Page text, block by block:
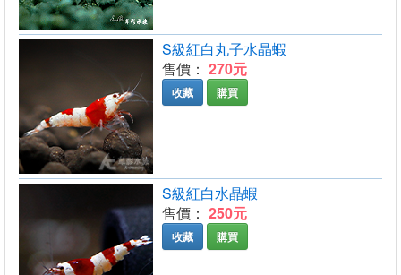
S級紅白丸子水晶蝦
售價： 270元
收藏 購買
S級紅白水晶蝦
售價： 250元
收藏 購買